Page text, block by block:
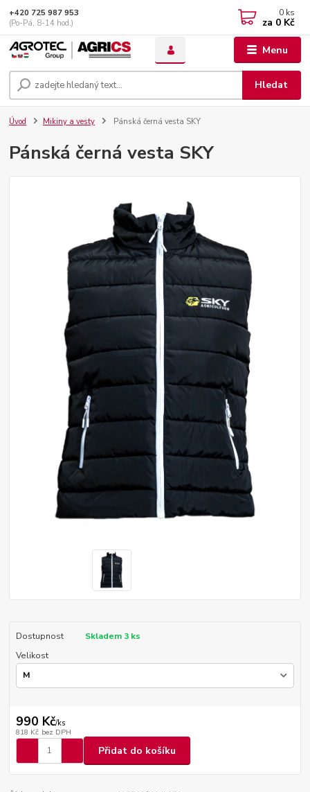
Menu
Hledat
+420 725 987 953
(Po-Pá, 8-14 hod.)
0 ks
za 0 Kč
Úvod Mikiny a vesty Pánská černá vesta SKY
Pánská černá vesta SKY
Dostupnost
Skladem 3 ks
Velikost
990 Kč/ks
818 Kč bez DPH
Přidat do košíku